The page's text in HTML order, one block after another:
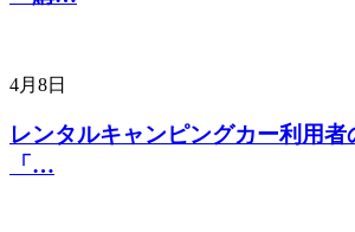
4月8日
レンタルキャンピングカー利用者
「…